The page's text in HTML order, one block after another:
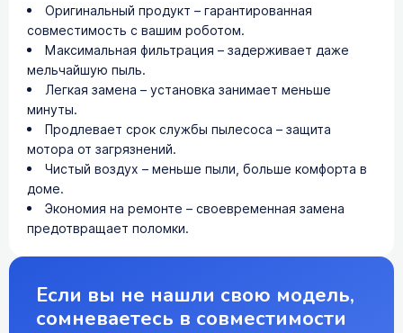
Оригинальный продукт – гарантированная
совместимость с вашим роботом.
Максимальная фильтрация – задерживает даже
мельчайшую пыль.
Легкая замена – установка занимает меньше
минуты.
Продлевает срок службы пылесоса – защита
мотора от загрязнений.
Чистый воздух – меньше пыли, больше комфорта в
доме.
Экономия на ремонте – своевременная замена
предотвращает поломки.
Если вы не нашли свою модель,
сомневаетесь в совместимости